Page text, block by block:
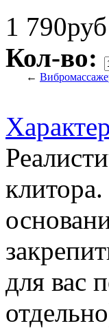
1 790руб
Кол-во:
←
для вас